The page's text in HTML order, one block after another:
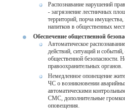
Распознавание нарушений
- загрязнение лестничных
территорий, порча
напитков в общественных
Обеспечение общественной
Автоматическое
действий, ситуаций и
общественной безопасности.
правоохранительных органов.
Немедленное оповещение
ЧС о возникновении
автоматическими
СМС, дополнительные
оповещения.